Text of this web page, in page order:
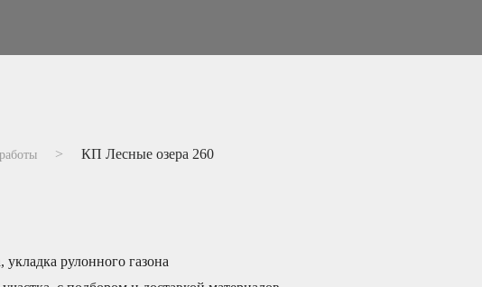
КП Лесные озера 260
укладка рулонного газона